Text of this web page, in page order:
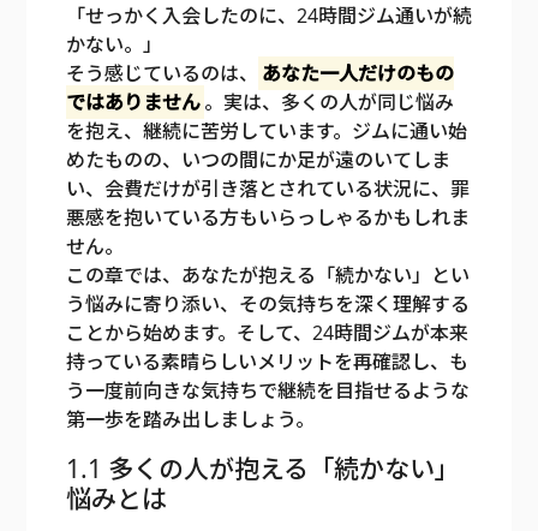
「せっかく入会したのに、24時間ジム通いが続
かない。」
そう感じているのは、
あなた一人だけのもの
ではありません。実は、多くの人が同じ悩み
を抱え、継続に苦労しています。ジムに通い始
めたものの、いつの間にか足が遠のいてしま
い、会費だけが引き落とされている状況に、罪
悪感を抱いている方もいらっしゃるかもしれま
せん。
この章では、あなたが抱える「続かない」とい
う悩みに寄り添い、その気持ちを深く理解する
ことから始めます。そして、24時間ジムが本来
持っている素晴らしいメリットを再確認し、も
う一度前向きな気持ちで継続を目指せるような
第一歩を踏み出しましょう。
1.1 多くの人が抱える「続かない」
悩みとは